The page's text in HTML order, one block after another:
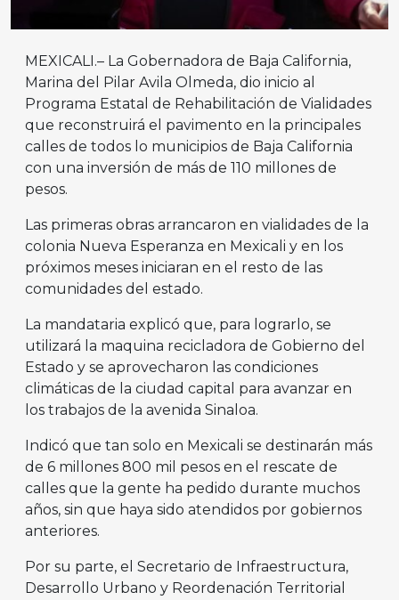
MEXICALI.– La Gobernadora de Baja California,
Marina del Pilar Avila Olmeda, dio inicio al
Programa Estatal de Rehabilitación de Vialidades
que reconstruirá el pavimento en la principales
calles de todos lo municipios de Baja California
con una inversión de más de 110 millones de
pesos.
Las primeras obras arrancaron en vialidades de la
colonia Nueva Esperanza en Mexicali y en los
próximos meses iniciaran en el resto de las
comunidades del estado.
La mandataria explicó que, para lograrlo, se
utilizará la maquina recicladora de Gobierno del
Estado y se aprovecharon las condiciones
climáticas de la ciudad capital para avanzar en
los trabajos de la avenida Sinaloa.
Indicó que tan solo en Mexicali se destinarán más
de 6 millones 800 mil pesos en el rescate de
calles que la gente ha pedido durante muchos
años, sin que haya sido atendidos por gobiernos
anteriores.
Por su parte, el Secretario de Infraestructura,
Desarrollo Urbano y Reordenación Territorial